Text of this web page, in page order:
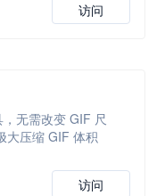
访问
无需改变 GIF 尺
大压缩 GIF 体积
访问